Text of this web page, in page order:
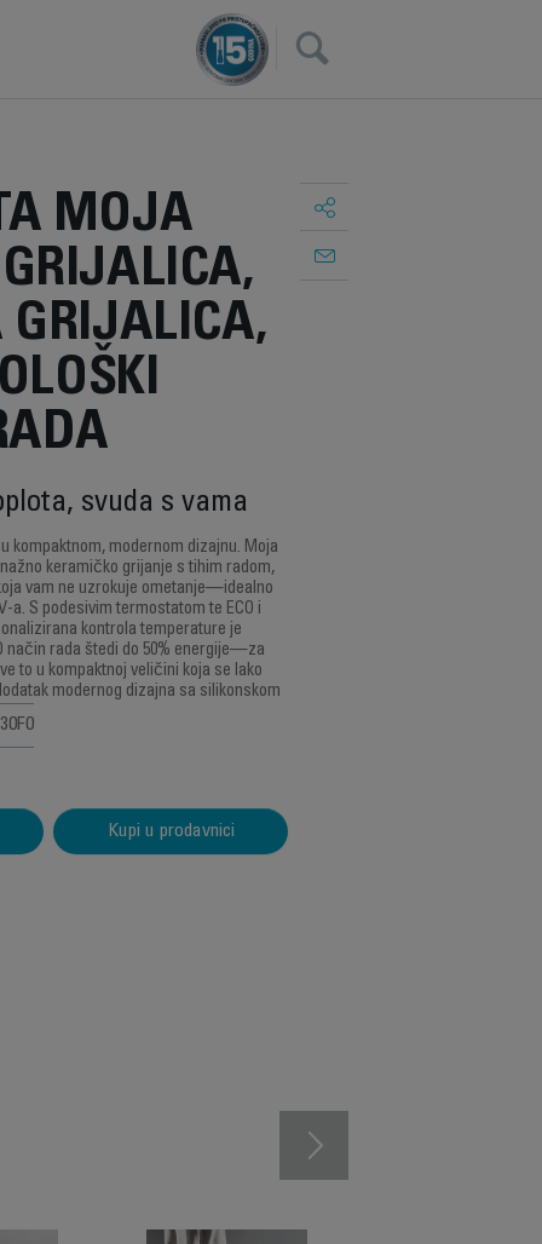
×
MOJA
svuda s vama
kompaktnom, modernom dizajnu. Moja
keramičko grijanje s tihim radom,
vam ne uzrokuje ometanje—idealno
a. S podesivim termostatom te ECO i
kontrola temperature je
način rada štedi do 50% energije—za
to u kompaktnoj veličini koja se lako
modernog dizajna sa silikonskom
Kupi u prodavnici